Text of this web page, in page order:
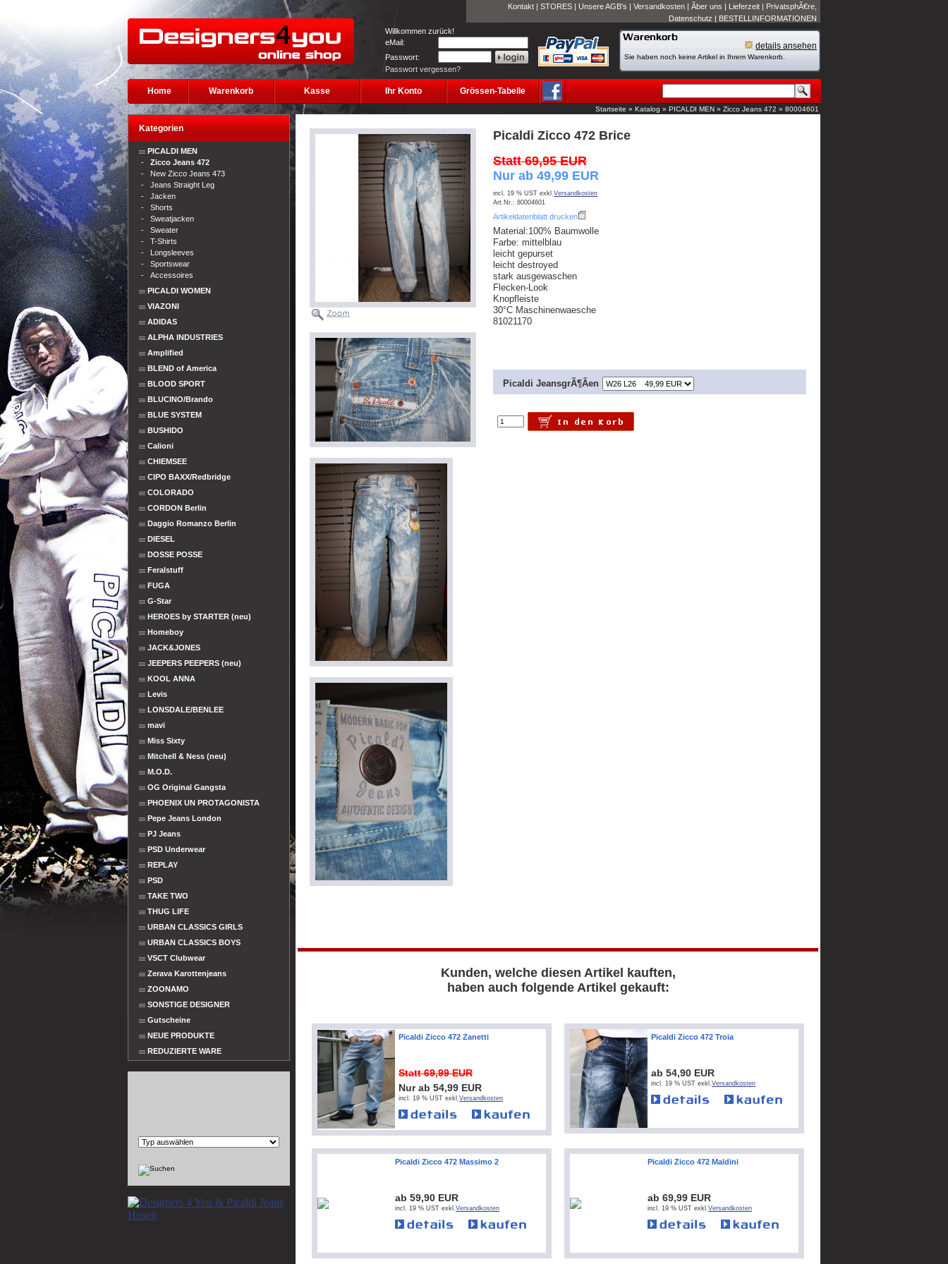
Kontakt | STORES | Unsere AGB's | Versandkosten | Ãber uns | Lieferzeit | PrivatsphÃ€re,
Datenschutz | BESTELLINFORMATIONEN
Willkommen zurück!
eMail:
Passwort:
Passwort vergessen?
details ansehen
Sie haben noch keine Artikel in Ihrem Warenkorb.
Home Warenkorb Kasse Ihr Konto Grössen-Tabelle
Startseite » Katalog » PICALDI MEN » Zicco Jeans 472 » 80004601
Kategorien
PICALDI MEN
- Zicco Jeans 472
- New Zicco Jeans 473
- Jeans Straight Leg
- Jacken
- Shorts
- Sweatjacken
- Sweater
- T-Shirts
- Longsleeves
- Sportswear
- Accessoires
PICALDI WOMEN
VIAZONI
ADIDAS
ALPHA INDUSTRIES
Amplified
BLEND of America
BLOOD SPORT
BLUCINO/Brando
BLUE SYSTEM
BUSHIDO
Calioni
CHIEMSEE
CIPO BAXX/Redbridge
COLORADO
CORDON Berlin
Daggio Romanzo Berlin
DIESEL
DOSSE POSSE
Feralstuff
FUGA
G-Star
HEROES by STARTER (neu)
Homeboy
JACK&JONES
JEEPERS PEEPERS (neu)
KOOL ANNA
Levis
LONSDALE/BENLEE
mavi
Miss Sixty
Mitchell & Ness (neu)
M.O.D.
OG Original Gangsta
PHOENIX UN PROTAGONISTA
Pepe Jeans London
PJ Jeans
PSD Underwear
REPLAY
PSD
TAKE TWO
THUG LIFE
URBAN CLASSICS GIRLS
URBAN CLASSICS BOYS
VSCT Clubwear
Zerava Karottenjeans
ZOONAMO
SONSTIGE DESIGNER
Gutscheine
NEUE PRODUKTE
REDUZIERTE WARE
Picaldi Zicco 472 Brice
Statt 69,95 EUR
Nur ab 49,99 EUR
incl. 19 % UST exkl.Versandkosten
Art.Nr.: 80004601
Artikeldatenblatt drucken
Material:100% Baumwolle
Farbe: mittelblau
leicht gepurset
leicht destroyed
stark ausgewaschen
Flecken-Look
Knopfleiste
30°C Maschinenwaesche
81021170
Picaldi JeansgrÃ¶Ãen
Kunden, welche diesen Artikel kauften,
haben auch folgende Artikel gekauft:
Picaldi Zicco 472 Zanetti
Statt 69,99 EUR
Nur ab 54,99 EUR
incl. 19 % UST exkl.Versandkosten
Picaldi Zicco 472 Troia
ab 54,90 EUR
incl. 19 % UST exkl.Versandkosten
Picaldi Zicco 472 Massimo 2
ab 59,90 EUR
incl. 19 % UST exkl.Versandkosten
Picaldi Zicco 472 Maldini
ab 69,99 EUR
incl. 19 % UST exkl.Versandkosten